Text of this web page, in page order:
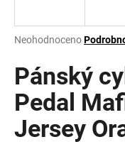
Průměrné
produktu
je
0,0
hvězdiček.
Neohodnoceno
Pánský
Pedal
Jersey
j
t
?